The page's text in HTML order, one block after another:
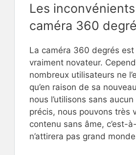
Les
caméra 360
La caméra 360 degrés est
vraiment novateur.
nombreux utilisateurs ne
qu’en raison de sa
nous l’utilisons sans
précis, nous pouvons très
contenu sans âme, c’est-
n’attirera pas grand